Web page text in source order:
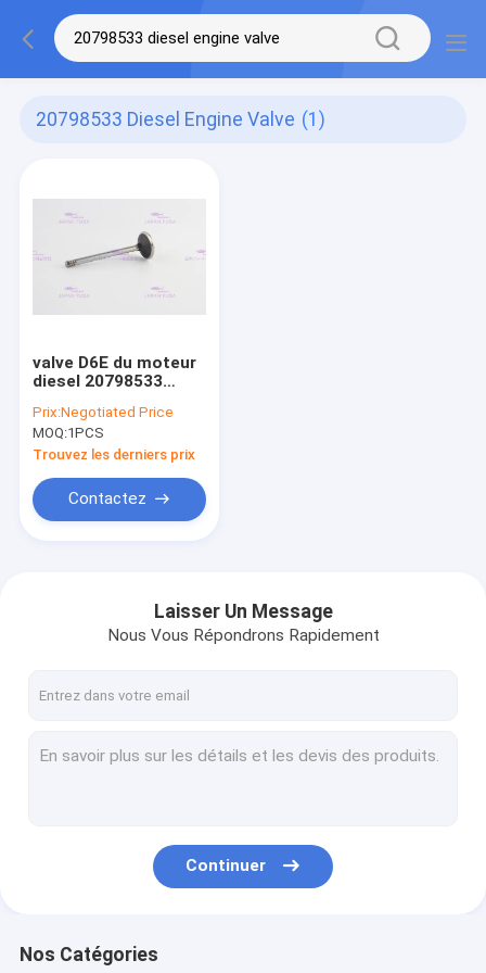
20798533 Diesel Engine Valve (1)
valve D6E du moteur
diesel 20798533
EC210B EC220D
EW145B EW205D
Prix:Negotiated Price
MOQ:1PCS
Trouvez les derniers prix
Contactez
Laisser Un Message
Nous Vous Répondrons Rapidement
Continuer
Nos Catégories